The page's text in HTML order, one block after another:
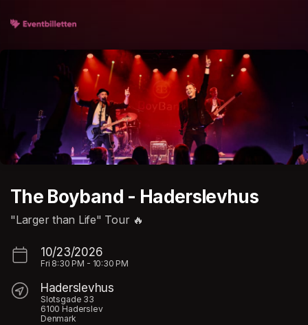
The Boyband - Haderslevhus
"Larger than Life" Tour 🔥
10/23/2026
Fri 8:30 PM - 10:30 PM
Haderslevhus
Slotsgade 33
6100 Haderslev
Denmark